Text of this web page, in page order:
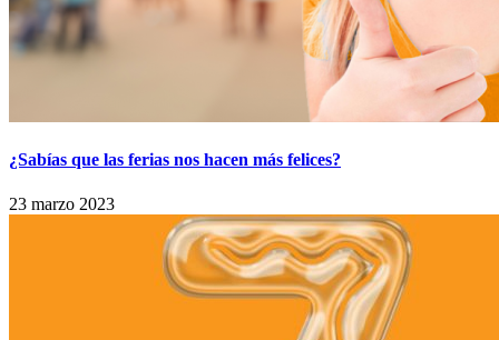
¿Sabías que las ferias nos hacen más felices?
23 marzo 2023